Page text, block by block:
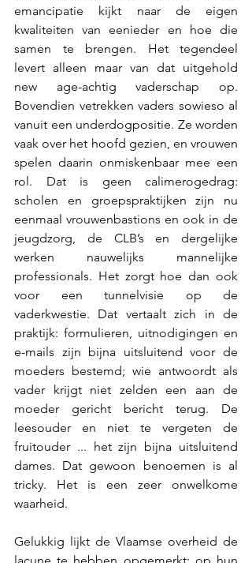
emancipatie kijkt naar de eigen
kwaliteiten van eenieder en hoe die
samen te brengen. Het tegendeel
levert alleen maar van dat uitgehold
new age-achtig vaderschap op.
Bovendien vetrekken vaders sowieso al
vanuit een underdogpositie. Ze worden
vaak over het hoofd gezien, en vrouwen
spelen daarin onmiskenbaar mee een
rol. Dat is geen calimerogedrag:
scholen en groepspraktijken zijn nu
eenmaal vrouwenbastions en ook in de
jeugdzorg, de CLB’s en dergelijke
werken nauwelijks mannelijke
professionals. Het zorgt hoe dan ook
voor een tunnelvisie op de
vaderkwestie. Dat vertaalt zich in de
praktijk: formulieren, uitnodigingen en
e-mails zijn bijna uitsluitend voor de
moeders bestemd; wie antwoordt als
vader krijgt niet zelden een aan de
moeder gericht bericht terug. De
leesouder en niet te vergeten de
fruitouder ... het zijn bijna uitsluitend
dames. Dat gewoon benoemen is al
tricky. Het is een zeer onwelkome
waarheid.
Gelukkig lijkt de Vlaamse overheid de